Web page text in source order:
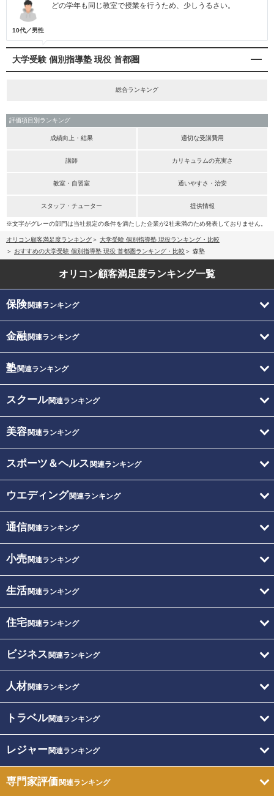
10代／男性
どの学年も同じ教室で授業を行うため、少しうるさい。
大学受験 個別指導塾 現役 首都圏
総合ランキング
評価項目別ランキング
成績向上・結果 適切な受講費用
講師 カリキュラムの充実さ
教室・自習室 通いやすさ・治安
スタッフ・チューター 提供情報
※文字がグレーの部門は当社規定の条件を満たした企業が2社未満のため発表しておりません。
オリコン顧客満足度ランキング
大学受験 個別指導塾 現役ランキング・比較
おすすめの大学受験 個別指導塾 現役 首都圏ランキング・比較
森塾
オリコン顧客満足度ランキング一覧
保険関連ランキング
金融関連ランキング
塾関連ランキング
スクール関連ランキング
美容関連ランキング
スポーツ＆ヘルス 関連ランキング
ウエディング関連ランキング
通信関連ランキング
小売関連ランキング
生活関連ランキング
住宅関連ランキング
ビジネス 関連ランキング
人材関連ランキング
トラベル関連ランキング
レジャー関連ランキング
専門家評価関連ランキング